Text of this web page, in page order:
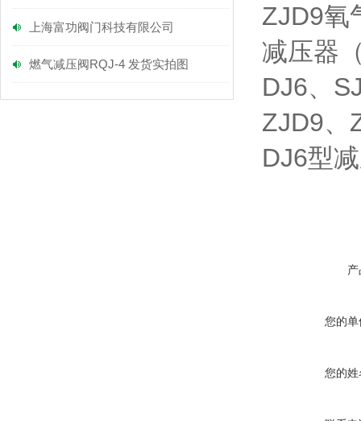
上海富功阀门科技有限公司
燃气减压阀RQJ-4 发货实拍图
ZJD9氧
减压器
DJ6、
ZJD9、
DJ6型
您的单
您的姓